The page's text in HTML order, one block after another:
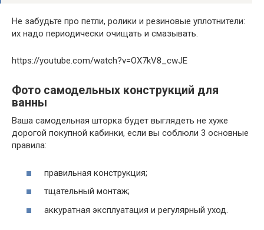
Не забудьте про петли, ролики и резиновые уплотнители:
их надо периодически очищать и смазывать.
https://youtube.com/watch?v=OX7kV8_cwJE
Фото самодельных конструкций для
ванны
Ваша самодельная шторка будет выглядеть не хуже
дорогой покупной кабинки, если вы соблюли 3 основные
правила:
правильная конструкция;
тщательный монтаж;
аккуратная эксплуатация и регулярный уход.